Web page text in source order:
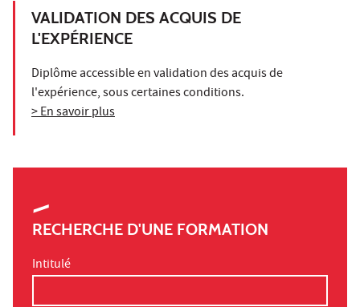
VALIDATION DES ACQUIS DE
L'EXPÉRIENCE
Diplôme accessible en validation des acquis de
l'expérience, sous certaines conditions.
> En savoir plus
RECHERCHE D'UNE FORMATION
Intitulé